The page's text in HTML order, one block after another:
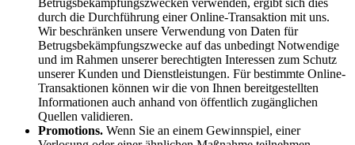
Betrugsbekämpfungszwecken verwenden, ergibt sich dies
durch die Durchführung einer Online-Transaktion mit uns.
Wir beschränken unsere Verwendung von Daten für
Betrugsbekämpfungszwecke auf das unbedingt Notwendige
und im Rahmen unserer berechtigten Interessen zum Schutz
unserer Kunden und Dienstleistungen. Für bestimmte Online-
Transaktionen können wir die von Ihnen bereitgestellten
Informationen auch anhand von öffentlich zugänglichen
Quellen validieren.
Promotions. Wenn Sie an einem Gewinnspiel, einer